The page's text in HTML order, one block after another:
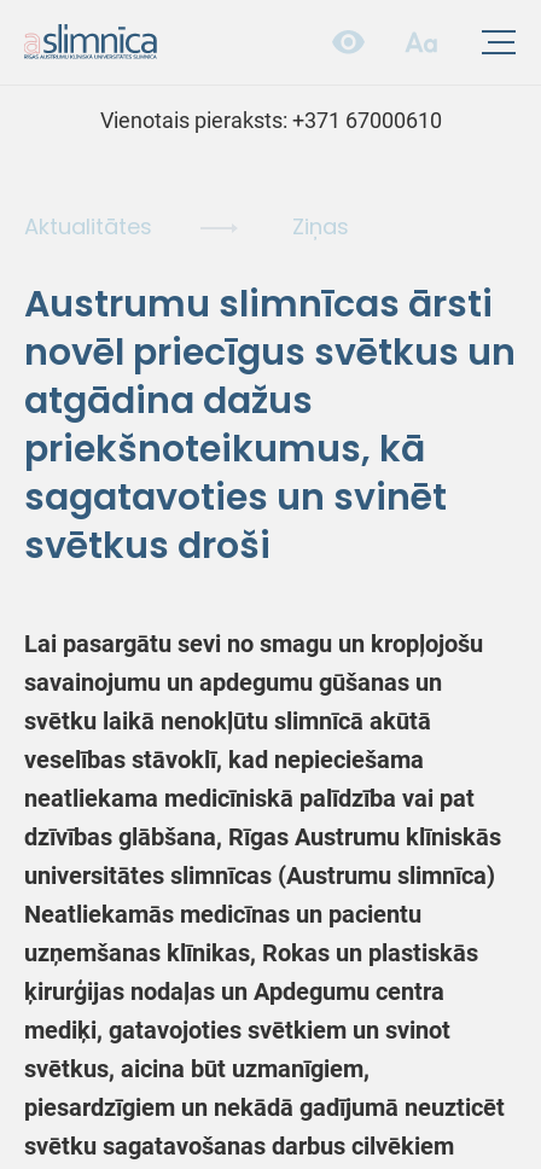
Vienotais pieraksts: +371 67000610
Aktualitātes Ziņas
Austrumu slimnīcas ārsti
novēl priecīgus svētkus un
atgādina dažus
priekšnoteikumus, kā
sagatavoties un svinēt
svētkus droši
Lai pasargātu sevi no smagu un kropļojošu
savainojumu un apdegumu gūšanas un
svētku laikā nenokļūtu slimnīcā akūtā
veselības stāvoklī, kad nepieciešama
neatliekama medicīniskā palīdzība vai pat
dzīvības glābšana, Rīgas Austrumu klīniskās
universitātes slimnīcas (Austrumu slimnīca)
Neatliekamās medicīnas un pacientu
uzņemšanas klīnikas, Rokas un plastiskās
ķirurģijas nodaļas un Apdegumu centra
mediķi, gatavojoties svētkiem un svinot
svētkus, aicina būt uzmanīgiem,
piesardzīgiem un nekādā gadījumā neuzticēt
svētku sagatavošanas darbus cilvēkiem